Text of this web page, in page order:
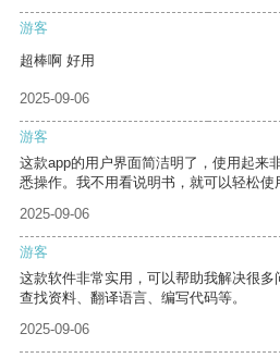
游客
超棒啊 好用
2025-09-06
游客
这款app的用户界面简洁明了，使用起来
悉操作。我不用看说明书，就可以轻松使
2025-09-06
游客
这款软件非常实用，可以帮助我解决很
查找资料、翻译语言、编写代码等。
2025-09-06